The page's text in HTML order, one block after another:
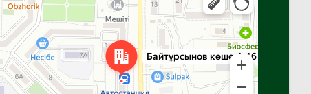
Улица Байтурсынова, 16 — Яндекс Карты